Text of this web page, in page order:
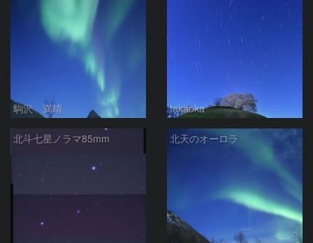
駒沢 満晴 takaoka
北斗七星ノラマ85mm 北天のオーロラ